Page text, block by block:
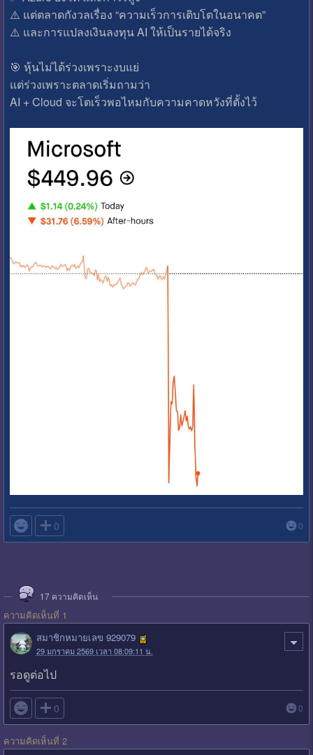
⚠️ แต่ตลาดกังวลเรื่อง “ความเร็วการเติบโตในอนาคต”
⚠️ และการแปลงเงินลงทุน AI ให้เป็นรายได้จริง
🎯 หุ้นไม่ได้ร่วงเพราะงบแย่
แต่ร่วงเพราะตลาดเริ่มถามว่า
AI + Cloud จะโตเร็วพอไหมกับความคาดหวังที่ตั้งไว้
 0 0
17 ความคิดเห็น
ความคิดเห็นที่ 1
สมาชิกหมายเลข 929079
29 มกราคม 2569 เวลา 08:09:11 น.
รอดูต่อไป
 0 0
ความคิดเห็นที่ 2